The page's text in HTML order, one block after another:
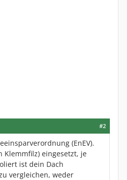
#2
(EnEV).
Klemmfilz) eingesetzt, je
ist dein Dach
vergleichen, weder